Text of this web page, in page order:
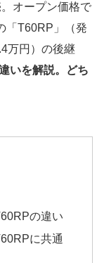
オープン価格で
「T60RP」（発
万円）の後継
いを解説。どち
の違い
に共通